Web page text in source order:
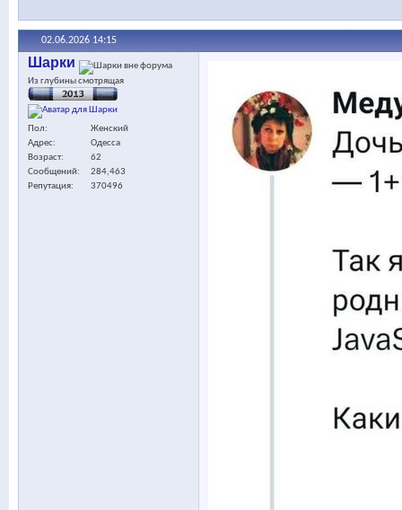
02.06.2026 14:15
Шарки
Из глубины смотрящая
Пол
Женский
Адрес
Одесса
Возраст
62
Сообщений
284,463
Репутация
370496